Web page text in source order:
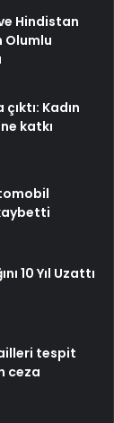
Hindistan
Olumlu
Kadın
katkı
10 Yıl Uzattı
tespit
ceza